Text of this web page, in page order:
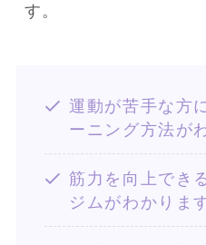
す。
運動が苦手な方
ーニング方法が
筋力を向上でき
ジムがわかりま